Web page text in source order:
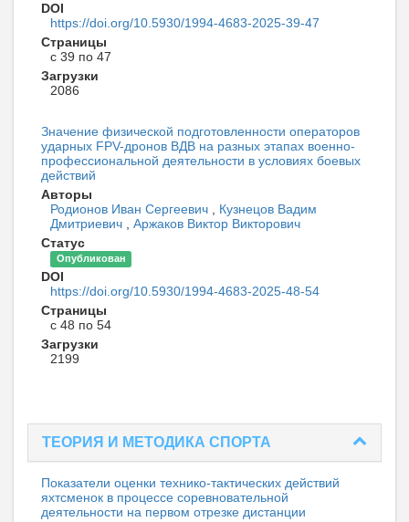
DOI
https://doi.org/10.5930/1994-4683-2025-39-47
Страницы
с 39 по 47
Загрузки
2086
Значение физической подготовленности операторов
ударных FPV-дронов ВДВ на разных этапах военно-
профессиональной деятельности в условиях боевых
действий
Авторы
Родионов Иван Сергеевич , Кузнецов Вадим
Дмитриевич , Аржаков Виктор Викторович
Статус
Опубликован
DOI
https://doi.org/10.5930/1994-4683-2025-48-54
Страницы
с 48 по 54
Загрузки
2199
ТЕОРИЯ И МЕТОДИКА СПОРТА
Показатели оценки технико-тактических действий
яхтсменок в процессе соревновательной
деятельности на первом отрезке дистанции